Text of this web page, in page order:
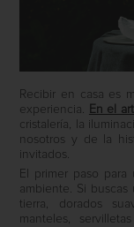
Recibir en casa es
experiencia.
En el
cristalería, la
nosotros y de la
invitados.
El primer paso
ambiente. Si
tierra, dorados
manteles,